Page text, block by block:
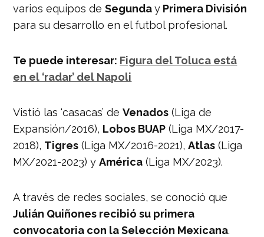
varios equipos deSegunday Primera División
para su desarrollo en el futbol profesional.
Te puede interesar: Figura del Toluca está
en el ‘radar’ del Napoli
Vistió las ‘casacas’ deVenados (Liga de
Expansión/2016), Lobos BUAP (Liga MX/2017-
2018), Tigres (Liga MX/2016-2021),Atlas (Liga
MX/2021-2023) yAmérica (Liga MX/2023).
A través de redes sociales, se conoció que
Julián Quiñones recibió su primera
convocatoria con la Selección Mexicana.